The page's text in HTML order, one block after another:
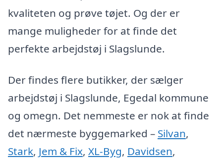
kvaliteten og prøve tøjet. Og der er
mange muligheder for at finde det
perfekte arbejdstøj i Slagslunde.
Der findes flere butikker, der sælger
arbejdstøj i Slagslunde, Egedal kommune
og omegn. Det nemmeste er nok at finde
det nærmeste byggemarked – Silvan,
Stark, Jem & Fix, XL-Byg, Davidsen,